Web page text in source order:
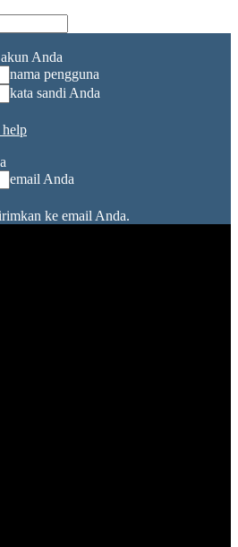
Anda
nama pengguna
kata sandi Anda
email Anda
ke email Anda.